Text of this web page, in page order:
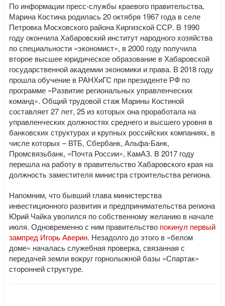
По информации пресс-службы краевого правительства,
Марина Костина родилась 20 октября 1967 года в селе
Петровка Московского района Киргизской ССР. В 1990
году окончила Хабаровский институт народного хозяйства
по специальности «экономист», в 2000 году получила
второе высшее юридическое образование в Хабаровской
государственной академии экономики и права. В 2018 году
прошла обучение в РАНХиГС при президенте РФ по
программе «Развитие региональных управленческих
команд». Общий трудовой стаж Марины Костиной
составляет 27 лет, 25 из которых она проработала на
управленческих должностях среднего и высшего уровня в
банковских структурах и крупных российских компаниях, в
числе которых – ВТБ, Сбербанк, Альфа-Банк,
Промсвязьбанк, «Почта России», КамАЗ. В 2017 году
перешла на работу в правительство Хабаровского края на
должность заместителя министра строительства региона.
Напомним, что бывший глава министерства
инвестиционного развития и предпринимательства региона
Юрий Чайка уволился по собственному желанию в начале
июля. Одновременно с ним правительство покинул первый
зампред Игорь Аверин. Незадолго до этого в «белом
доме» началась служебная проверка, связанная с
передачей земли вокруг горнолыжной базы «Спартак»
сторонней структуре.